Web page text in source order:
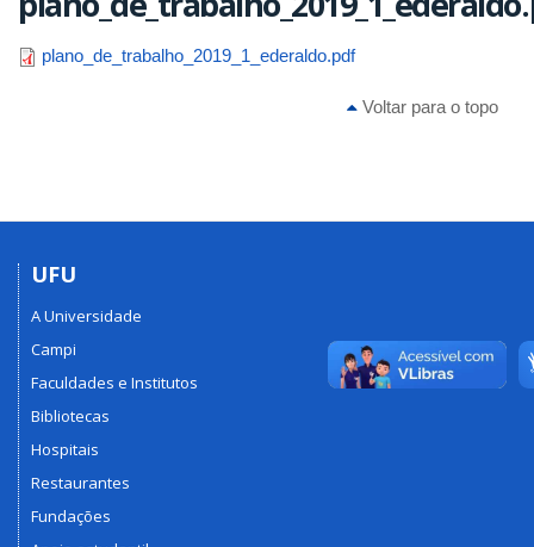
plano_de_trabalho_2019_1_ederaldo.pdf
Voltar para o topo
UFU
A Universidade
Campi
Faculdades e Institutos
Bibliotecas
Hospitais
Restaurantes
Fundações